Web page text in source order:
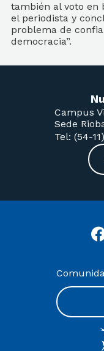
también al voto en
el periodista y
problema de
democracia”.
Campus
Sede
Tel: (54-